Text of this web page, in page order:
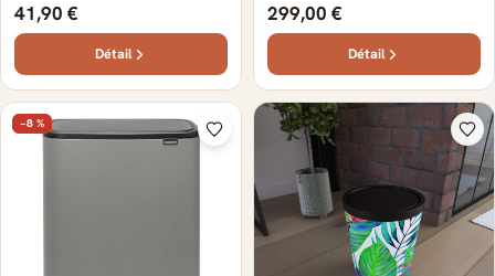
41,90 €
Détail
299,00 €
Détail
−8 %